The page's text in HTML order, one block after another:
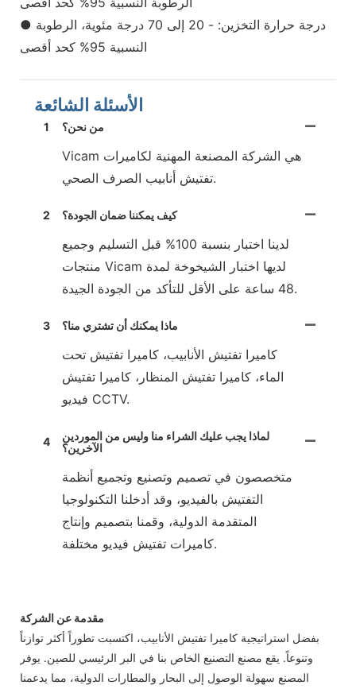
● درجة حرارة التخزين: - 20 إلى 70 درجة مئوية، الرطوبة
النسبية 95% كحد أقصى
الأسئلة الشائعة
1 من نحن؟
Vicam هي الشركة المصنعة المهنية لكاميرات
تفتيش أنابيب الصرف الصحي.
2 كيف يمكننا ضمان الجودة؟
لدينا اختبار بنسبة 100% قبل التسليم وجميع
منتجات Vicam لديها اختبار الشيخوخة لمدة
48 ساعة على الأقل للتأكد من الجودة الجيدة.
3 ماذا يمكنك أن تشتري منا؟
كاميرا تفتيش الأنابيب، كاميرا تفتيش تحت
الماء، كاميرا تفتيش المنظار، كاميرا تفتيش
فيديو CCTV.
4
لماذا يجب عليك الشراء منا وليس من الموردين
الآخرين؟
متخصصون في تصميم وتصنيع وتجميع أنظمة
التفتيش بالفيديو، وقد أدخلنا التكنولوجيا
المتقدمة الدولية، وقمنا بتصميم وإنتاج
كاميرات تفتيش فيديو مختلفة.
مقدمة عن الشركة
بفضل استراتيجية كاميرا تفتيش الأنابيب، اكتسبت تطوراً أكثر توازناً
وتنوعاً. يقع مصنع التصنيع الخاص بنا في البر الرئيسي للصين. يوفر
المصنع سهولة الوصول إلى البحار والمطارات الدولية، مما يدعمنا